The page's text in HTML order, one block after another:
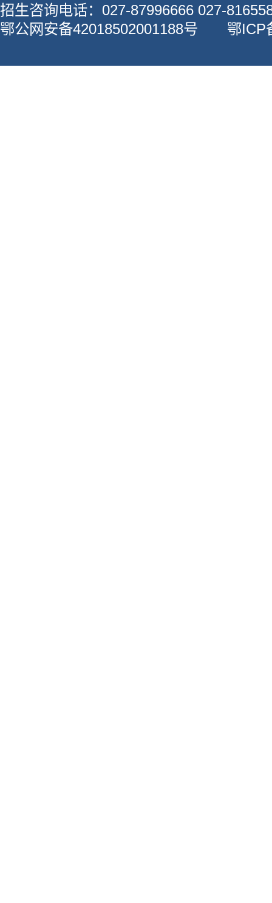
招生咨询电话：027-87996666 027-
鄂公网安备42018502001188号 鄂ICP